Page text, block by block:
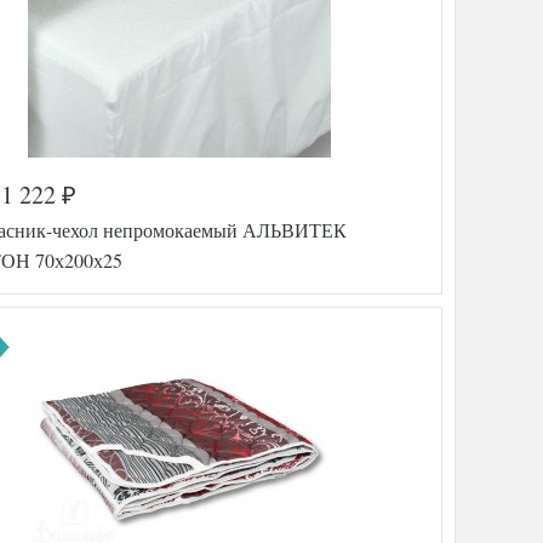
1 222 ₽
чехол непромокаемый АЛЬВИТЕК
70х200х25